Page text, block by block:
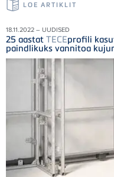
LOE ARTIKLIT
18.11.2022 – UUDISED
25 aastat TECEprofili
paindlikuks vannitoa